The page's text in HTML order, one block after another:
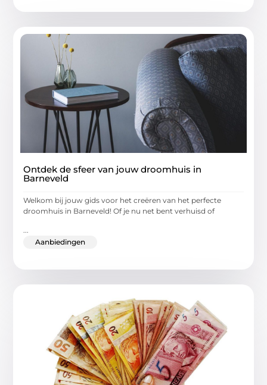
Ontdek de sfeer van jouw droomhuis in
Barneveld
Welkom bij jouw gids voor het creëren van het perfecte
droomhuis in Barneveld! Of je nu net bent verhuisd of
...
Aanbiedingen